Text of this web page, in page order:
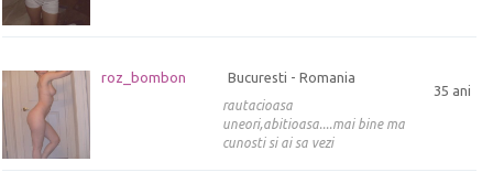
roz_bombon
35 ani
Bucuresti - Romania
rautacioasa
uneori,abitioasa....mai bine ma
cunosti si ai sa vezi